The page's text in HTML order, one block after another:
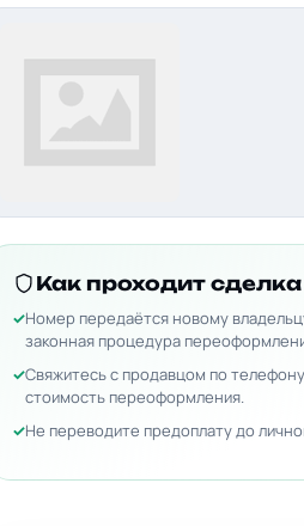
Как проходит сделка
Номер передаётся новому
законная процедура
Свяжитесь с продавцом по
стоимость переоформления.
Не переводите предоплату до